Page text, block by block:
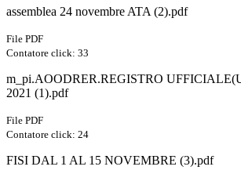
assemblea 24 novembre ATA (2).pdf
File PDF
Contatore click: 33
m_pi.AOODRER.REGISTRO
2021 (1).pdf
File PDF
Contatore click: 24
FISI DAL 1 AL 15 NOVEMBRE (3).pdf